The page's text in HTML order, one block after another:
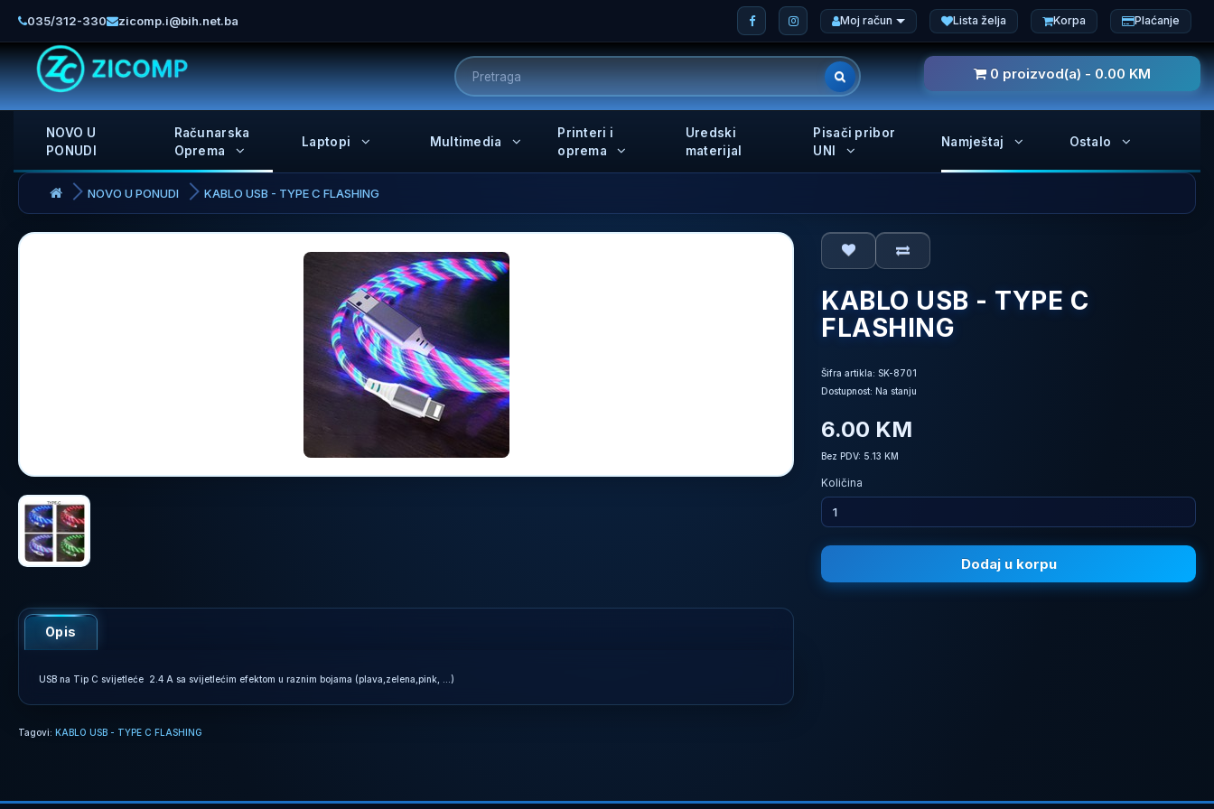
035/312-330 zicomp.i@bih.net.ba Moj račun Lista želja Korpa Plaćanje
0 proizvod(a) - 0.00 KM
NOVO U
PONUDI
Računarska
Oprema
Laptopi Multimedia
Printeri i
oprema
Uredski
materijal
Pisači pribor
UNI
Namještaj Ostalo
NOVO U PONUDI KABLO USB - TYPE C FLASHING
Opis
USB na Tip C svijetleće 2.4 A sa svijetlećim efektom u raznim bojama (plava,zelena,pink, ...)
KABLO USB - TYPE C
FLASHING
Šifra artikla: SK-8701
Dostupnost: Na stanju
6.00 KM
Bez PDV: 5.13 KM
Količina
Dodaj u korpu
Tagovi: KABLO USB - TYPE C FLASHING